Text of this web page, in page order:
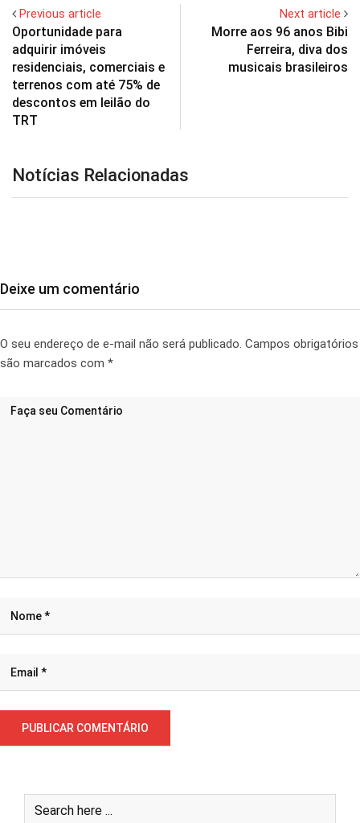
Previous article
Oportunidade para
adquirir imóveis
residenciais, comerciais e
terrenos com até 75% de
descontos em leilão do
TRT
Next article
Morre aos 96 anos Bibi
Ferreira, diva dos
musicais brasileiros
Notícias Relacionadas
Deixe um comentário
O seu endereço de e-mail não será publicado. Campos obrigatórios
são marcados com *